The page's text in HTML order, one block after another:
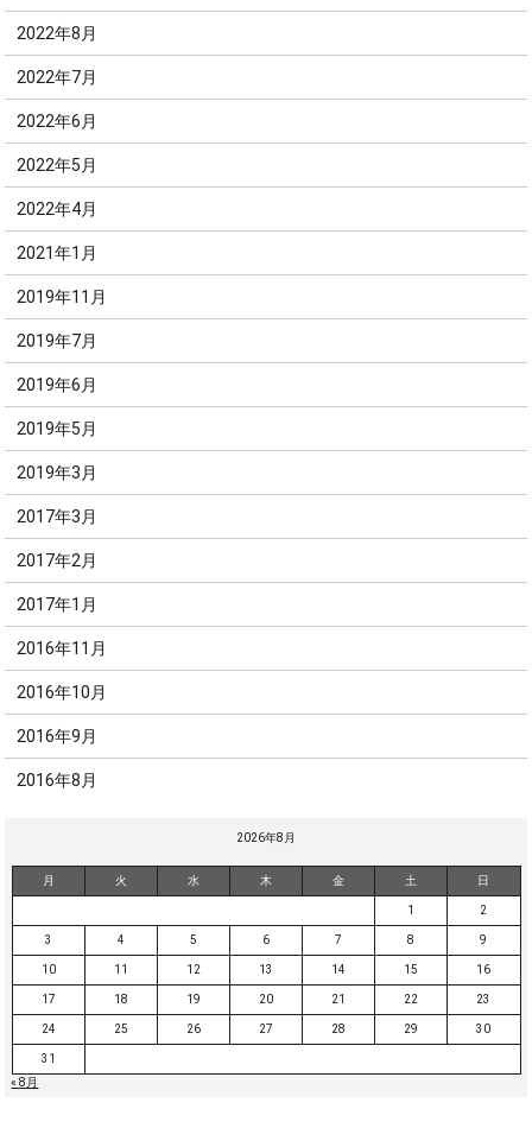
2022年8月
2022年7月
2022年6月
2022年5月
2022年4月
2021年1月
2019年11月
2019年7月
2019年6月
2019年5月
2019年3月
2017年3月
2017年2月
2017年1月
2016年11月
2016年10月
2016年9月
2016年8月
2026年8月
月 火 水 木 金 土 日
1 2
3 4 5 6 7 8 9
10 11 12 13 14 15 16
17 18 19 20 21 22 23
24 25 26 27 28 29 30
31
« 8月